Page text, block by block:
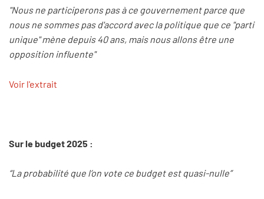
"Nous ne participerons pas à ce gouvernement parce que
nous ne sommes pas d'accord avec la politique que ce "parti
unique" mène depuis 40 ans, mais nous allons être une
opposition influente"
Voir l'extrait
Sur le budget 2025 :
“La probabilité que l’on vote ce budget est quasi-nulle”